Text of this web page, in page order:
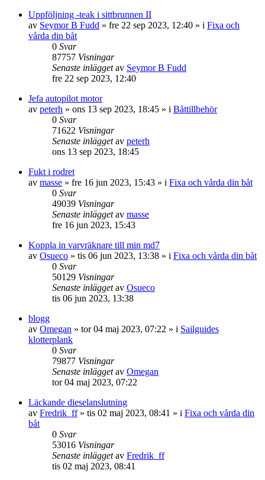
Uppföljning -teak i sittbrunnen II
av Seymor B Fudd » fre 22 sep 2023, 12:40 » i Fixa och
vårda din båt
0 Svar
87757 Visningar
Senaste inläggetav Seymor B Fudd
fre 22 sep 2023, 12:40
Jefa autopilot motor
av peterh » ons 13 sep 2023, 18:45 » i Båttillbehör
0 Svar
71622 Visningar
Senaste inläggetav peterh
ons 13 sep 2023, 18:45
Fukt i rodret
av masse » fre 16 jun 2023, 15:43 » i Fixa och vårda din båt
0 Svar
49039 Visningar
Senaste inläggetav masse
fre 16 jun 2023, 15:43
Koppla in varvräknare till min md7
av Osueco » tis 06 jun 2023, 13:38 » i Fixa och vårda din båt
0 Svar
50129 Visningar
Senaste inläggetav Osueco
tis 06 jun 2023, 13:38
blogg
av Omegan » tor 04 maj 2023, 07:22 » i Sailguides
klotterplank
0 Svar
79877 Visningar
Senaste inläggetav Omegan
tor 04 maj 2023, 07:22
Läckande dieselanslutning
av Fredrik_ff» tis 02 maj 2023, 08:41 » i Fixa och vårda din
båt
0 Svar
53016 Visningar
Senaste inläggetav Fredrik_ff
tis 02 maj 2023, 08:41